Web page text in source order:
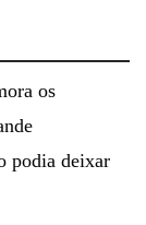
os
podia deixar